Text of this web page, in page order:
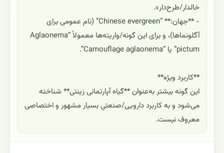
خالدار/طرح‌دار».
- **جهان:** “Chinese evergreen” (نام عمومی برای
آگلونماها)، و برای این گونه/واریته‌ها معمولاً “Aglaonema
pictum” یا “Camouflage aglaonema”.
**کاربرد ویژه**
این گونه بیشتر به‌عنوان **گیاه آپارتمانی زینتی** شناخته
می‌شود و به کاربرد دارویی/صنعتیِ بسیار مشهور و اختصاصی
معروف نیست.